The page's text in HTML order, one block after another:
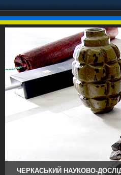
ЧЕРКАСЬКИЙ НАУКОВО-